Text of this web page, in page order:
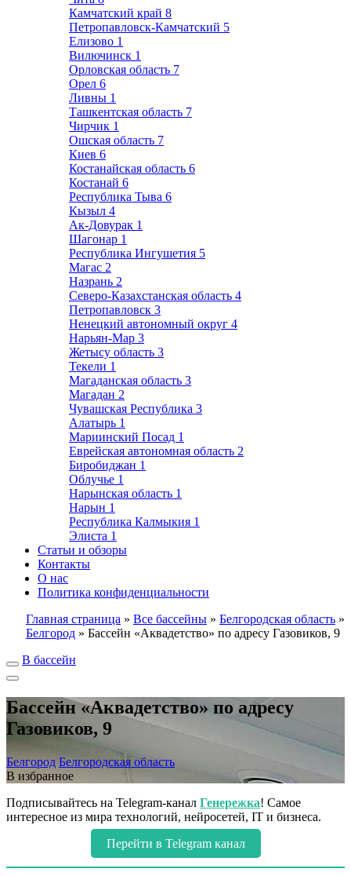
Камчатский край 8
Петропавловск-Камчатский 5
Елизово 1
Вилючинск 1
Орловская область 7
Орел 6
Ливны 1
Ташкентская область 7
Чирчик 1
Ошская область 7
Киев 6
Костанайская область 6
Костанай 6
Республика Тыва 6
Кызыл 4
Ак-Довурак 1
Шагонар 1
Республика Ингушетия 5
Магас 2
Назрань 2
Северо-Казахстанская область 4
Петропавловск 3
Ненецкий автономный округ 4
Нарьян-Мар 3
Жетысу область 3
Текели 1
Магаданская область 3
Магадан 2
Чувашская Республика 3
Алатырь 1
Мариинский Посад 1
Еврейская автономная область 2
Биробиджан 1
Облучье 1
Нарынская область 1
Нарын 1
Республика Калмыкия 1
Элиста 1
Статьи и обзоры
Контакты
О нас
Политика конфиденциальности
Главная страница » Все бассейны » Белгородская область »
Белгород » Бассейн «Аквадетство» по адресу Газовиков, 9
В бассейн
Бассейн «Аквадетство» по адресу
Газовиков, 9
Белгород Белгородская область
В избранное
Подписывайтесь на Telegram-канал Генережка! Самое
интересное из мира технологий, нейросетей, IT и бизнеса.
Перейти в Telegram канал